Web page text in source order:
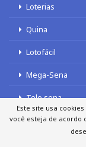
Loterias
Quina
Lotofácil
Mega-Sena
Tele sena
Este site usa
você esteja de acordo